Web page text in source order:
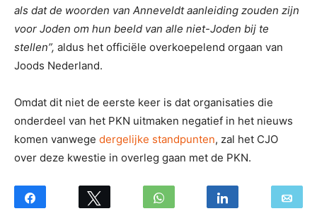
als dat de woorden van Anneveldt aanleiding zouden zijn
voor Joden om hun beeld van alle niet-Joden bij te
stellen”, aldus het officiële overkoepelend orgaan van
Joods Nederland.
Omdat dit niet de eerste keer is dat organisaties die
onderdeel van het PKN uitmaken negatief in het nieuws
komen vanwege dergelijke standpunten, zal het CJO
over deze kwestie in overleg gaan met de PKN.